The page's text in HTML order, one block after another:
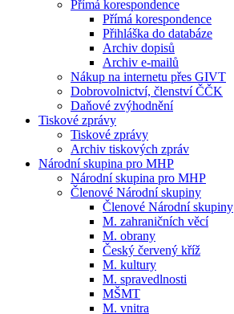
Přímá korespondence
Přímá korespondence
Přihláška do databáze
Archiv dopisů
Archiv e-mailů
Nákup na internetu přes GIVT
Dobrovolnictví, členství ČČK
Daňové zvýhodnění
Tiskové zprávy
Tiskové zprávy
Archiv tiskových zpráv
Národní skupina pro MHP
Národní skupina pro MHP
Členové Národní skupiny
Členové Národní skupiny
M. zahraničních věcí
M. obrany
Český červený kříž
M. kultury
M. spravedlnosti
MŠMT
M. vnitra